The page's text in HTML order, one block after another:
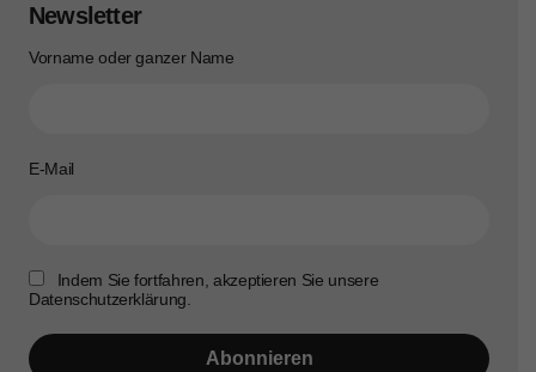
Newsletter
Vorname oder ganzer Name
E-Mail
Indem Sie fortfahren, akzeptieren Sie unsere
Datenschutzerklärung.